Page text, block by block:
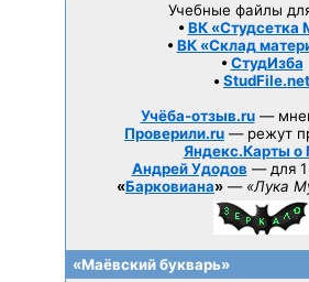
Учебные файлы
• ВК «Студсетка
• ВК «Склад
• СтудИзба
• StudFile.net
Учёба-отзыв.ru—
Проверили.ru — режут
Яндекс.Карты
Андрей Удодов — для 1
«Барковиана» — «Лука
«Маёвский букварь»